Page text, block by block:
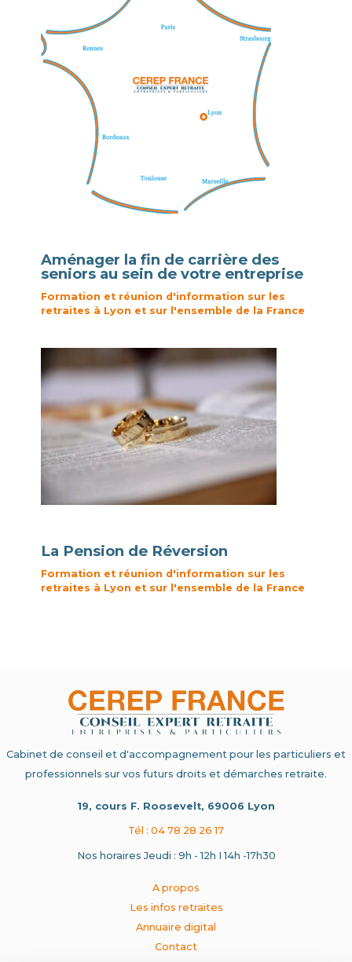
Aménager la fin de carrière des
seniors au sein de votre entreprise
Formation et réunion d'information sur les
retraites à Lyon et sur l'ensemble de la France
La Pension de Réversion
Formation et réunion d'information sur les
retraites à Lyon et sur l'ensemble de la France
Cabinet de conseil et d'accompagnement pour les particuliers et
professionnels sur vos futurs droits et démarches retraite.
19, cours F. Roosevelt, 69006 Lyon
Tél : 04 78 28 26 17
Nos horaires Jeudi : 9h - 12h I 14h -17h30
A propos
Les infos retraites
Annuaire digital
Contact